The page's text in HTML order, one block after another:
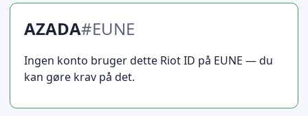
AZADA#EUNE
Ingen konto bruger dette Riot ID på EUNE — du
kan gøre krav på det.